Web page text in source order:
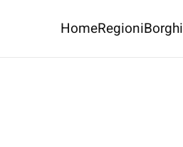
HomeRegioniBorghi